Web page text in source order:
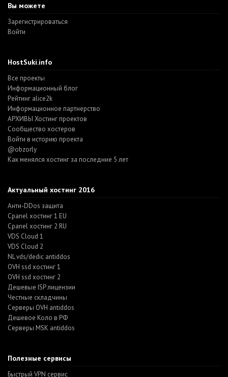
Вы можете
Зарегистрироваться
Войти
HostSuki.info
Все проекты
Информационный блог
Рейтинг alice2k
Информационное партнерство
АРХИВЫ Хостинг проектов
Cообщество хостеров
Войти в историю проекта
@obzorly
Как менялся хостинг за последние 5 лет
Актуальный хостинг 2016
Анти-DDos защита
Cpanel хостинг 1 EU
Cpanel хостинг 2 RU
VDS Cloud 1
VDS Cloud 2
NL vds/dedic antiddos
OVH ssd хостинг 1
OVH ssd хостинг 2
Дешевые ISP лицензии
Честные складчины
Серверы OVH antiddos
Дешевое Коло в РФ
Серверы MSK antiddos
Полезные сервисы
Быстрый VPN сервис